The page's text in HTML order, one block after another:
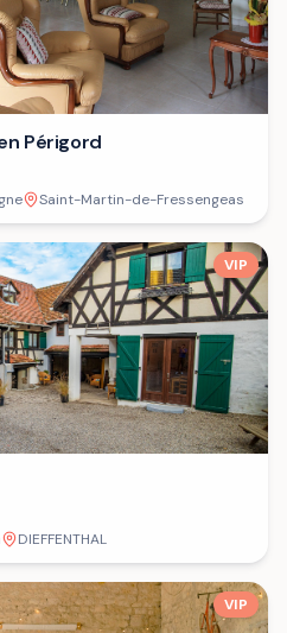
Périgord
Saint-Martin-de-Fressengeas
VIP
DIEFFENTHAL
VIP